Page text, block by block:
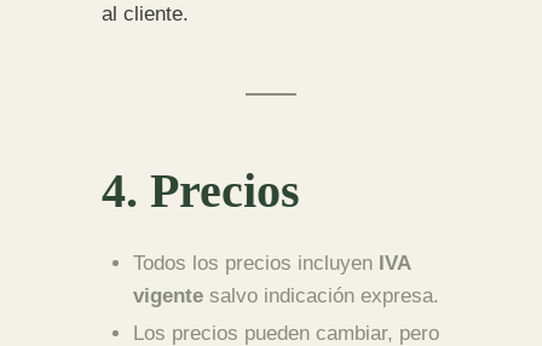
al cliente.
4. Precios
Todos los precios incluyen IVA
vigentesalvo indicación expresa.
Los precios pueden cambiar, pero